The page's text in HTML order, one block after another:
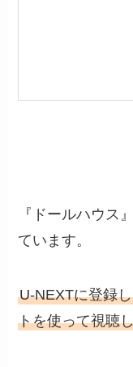
『ドールハウス
ています。
U-NEXTに登録
トを使って視聴